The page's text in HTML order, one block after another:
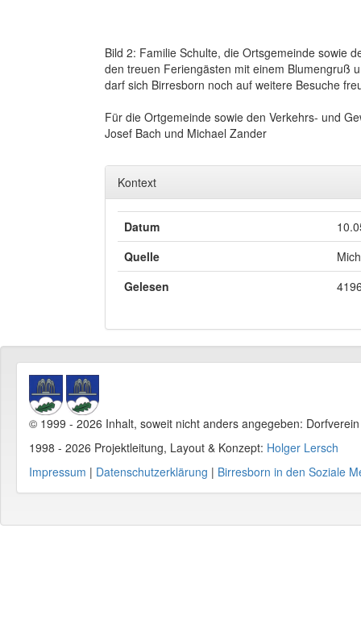
Bild 2: Familie Schulte, die Ortsgemeinde sowie
den treuen Feriengästen mit einem Blumengruß
darf sich Birresborn noch auf weitere Besuche
Für die Ortgemeinde sowie den Verkehrs- und
Josef Bach und Michael Zander
Kontext
Datum
Quelle
Gelesen
© 1999 - 2026 Inhalt, soweit nicht anders angegeben:
1998 - 2026 Projektleitung, Layout & Konzept: Holger Lersch
Impressum | Datenschutzerklärung | Birresborn in den Soziale